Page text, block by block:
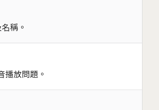
稱。
播放問題。